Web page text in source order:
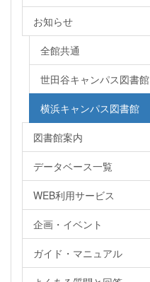
お知らせ
全館共通
世田谷キャンパス図書館
横浜キャンパス図書館
図書館案内
データベース一覧
WEB利用サービス
企画・イベント
ガイド・マニュアル